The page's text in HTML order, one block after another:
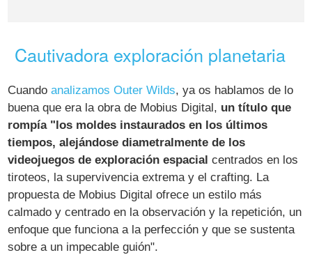
Cautivadora exploración planetaria
Cuandoanalizamos Outer Wilds, ya os hablamos de lo
buena que era la obra de Mobius Digital, un título que
rompía "los moldes instaurados en los últimos
tiempos, alejándose diametralmente de los
videojuegos de exploración espacial centrados en los
tiroteos, la supervivencia extrema y el crafting. La
propuesta de Mobius Digital ofrece un estilo más
calmado y centrado en la observación y la repetición, un
enfoque que funciona a la perfección y que se sustenta
sobre a un impecable guión".